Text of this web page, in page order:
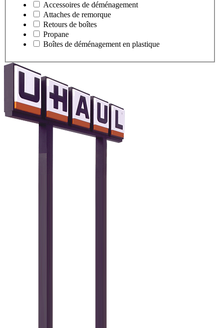
Accessoires de déménagement
Attaches de remorque
Retours de boîtes
Propane
Boîtes de déménagement en plastique